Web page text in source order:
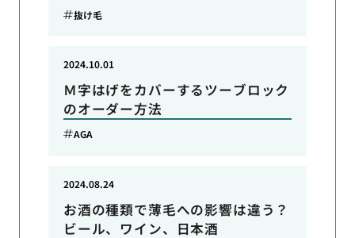
抜け毛
Ｍ字はげをカバーするツーブロック
のオーダー方法
2024.10.01
AGA
お酒の種類で薄毛への影響は違う？
ビール、ワイン、日本酒
2024.08.24